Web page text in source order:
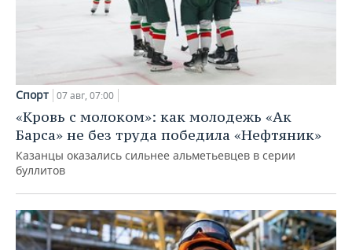
Спорт 07 авг, 07:00
«Кровь с молоком»: как молодежь «Ак
Барса» не без труда победила «Нефтяник»
Казанцы оказались сильнее альметьевцев в серии
буллитов